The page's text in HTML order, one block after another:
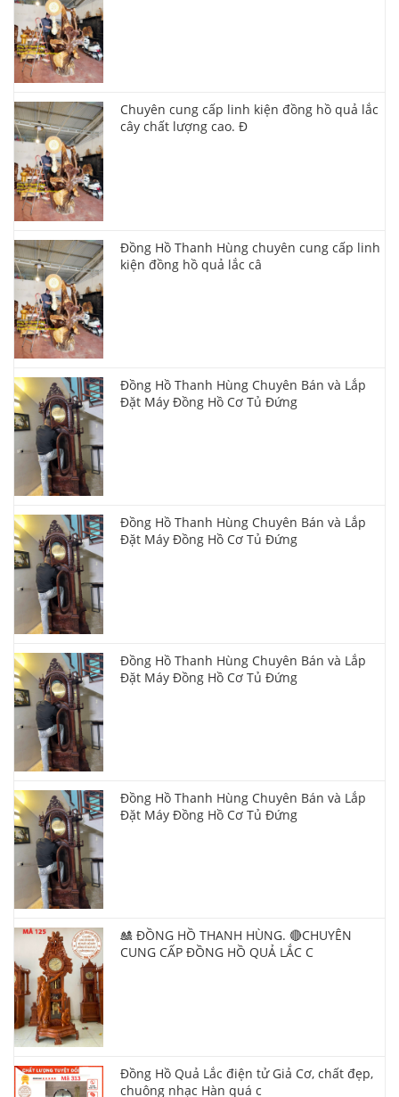
Chuyên cung cấp linh kiện đồng hồ quả lắc
cây chất lượng cao. Đ
Đồng Hồ Thanh Hùng chuyên cung cấp linh
kiện đồng hồ quả lắc câ
Đồng Hồ Thanh Hùng Chuyên Bán và Lắp
Đặt Máy Đồng Hồ Cơ Tủ Đứng
Đồng Hồ Thanh Hùng Chuyên Bán và Lắp
Đặt Máy Đồng Hồ Cơ Tủ Đứng
Đồng Hồ Thanh Hùng Chuyên Bán và Lắp
Đặt Máy Đồng Hồ Cơ Tủ Đứng
Đồng Hồ Thanh Hùng Chuyên Bán và Lắp
Đặt Máy Đồng Hồ Cơ Tủ Đứng
🎎 ĐỒNG HỒ THANH HÙNG. 🔴CHUYÊN
CUNG CẤP ĐỒNG HỒ QUẢ LẮC C
Đồng Hồ Quả Lắc điện tử Giả Cơ, chất đẹp,
chuông nhạc Hàn quá c